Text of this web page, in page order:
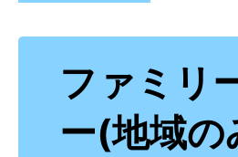
ファミリ
ー(地域